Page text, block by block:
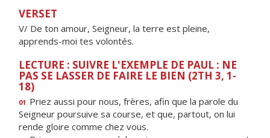
VERSET
V/ De ton amour, Seigneur, la terre est pleine,
apprends-moi tes volontés.
LECTURE : SUIVRE L'EXEMPLE DE PAUL : NE
PAS SE LASSER DE FAIRE LE BIEN (2TH 3, 1-
18)
01 Priez aussi pour nous, frères, afin que la parole du
Seigneur poursuive sa course, et que, partout, on lui
rende gloire comme chez vous.